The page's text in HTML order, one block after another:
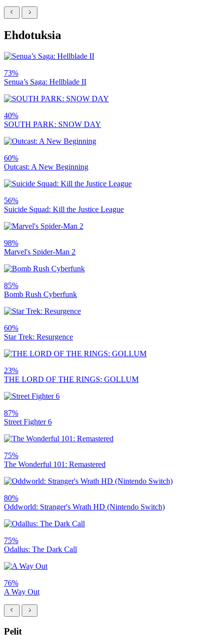
Ehdotuksia
73%
Senua’s Saga: Hellblade II
40%
SOUTH PARK: SNOW DAY
60%
Outcast: A New Beginning
56%
Suicide Squad: Kill the Justice League
98%
Marvel's Spider-Man 2
85%
Bomb Rush Cyberfunk
60%
Star Trek: Resurgence
23%
THE LORD OF THE RINGS: GOLLUM
87%
Street Fighter 6
75%
The Wonderful 101: Remastered
80%
Oddworld: Stranger's Wrath HD (Nintendo Switch)
75%
Odallus: The Dark Call
76%
A Way Out
Pelit